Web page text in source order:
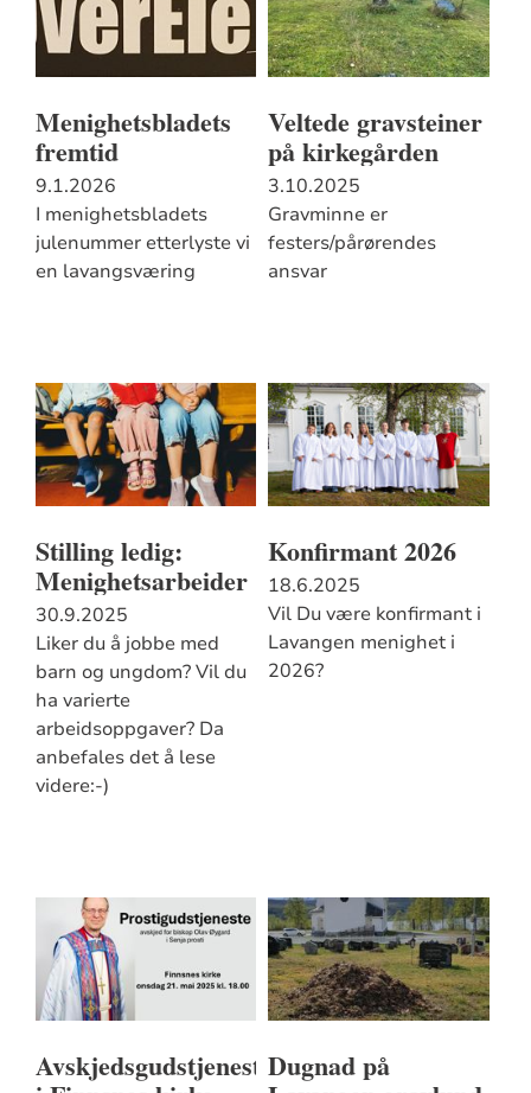
Menighetsbladets
fremtid
9.1.2026
I menighetsbladets
julenummer etterlyste vi
en lavangsværing
Veltede gravsteiner
på kirkegården
3.10.2025
Gravminne er
festers/pårørendes
ansvar
Stilling ledig:
Menighetsarbeider
30.9.2025
Liker du å jobbe med
barn og ungdom? Vil du
ha varierte
arbeidsoppgaver? Da
anbefales det å lese
videre:-)
Konfirmant 2026
18.6.2025
Vil Du være konfirmant i
Lavangen menighet i
2026?
AvskjedsgudstjenesteDugnad på